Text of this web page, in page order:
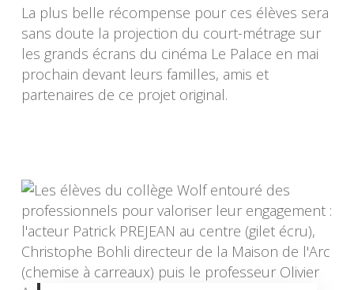
La plus belle récompense pour ces élèves sera
sans doute la projection du court-métrage sur
les grands écrans du cinéma Le Palace en mai
prochain devant leurs familles, amis et
partenaires de ce projet original.